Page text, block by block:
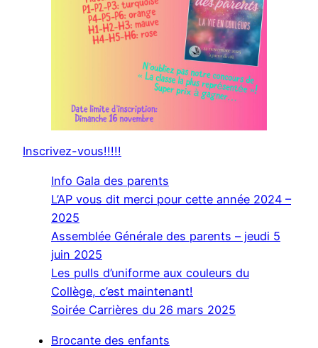
Inscrivez-vous!!!!!
Info Gala des parents
L’AP vous dit merci pour cette année 2024 –
2025
Assemblée Générale des parents – jeudi 5
juin 2025
Les pulls d’uniforme aux couleurs du
Collège, c’est maintenant!
Soirée Carrières du 26 mars 2025
Brocante des enfants